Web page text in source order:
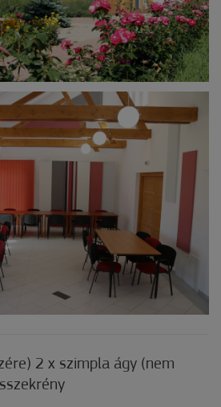
2 x szimpla ágy (nem